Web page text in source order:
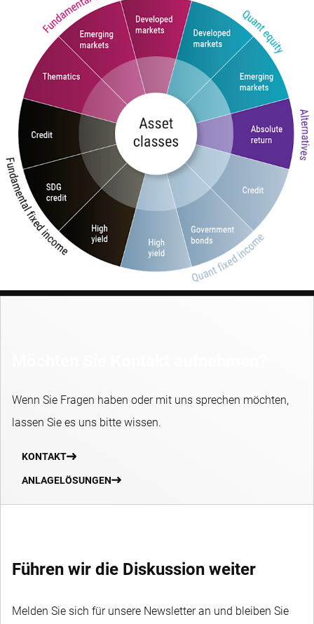
Wenn Sie Fragen haben oder mit uns sprechen möchten,
lassen Sie es uns bitte wissen.
KONTAKT
ANLAGELÖSUNGEN
Führen wir die Diskussion weiter
Melden Sie sich für unsere Newsletter an und bleiben Sie